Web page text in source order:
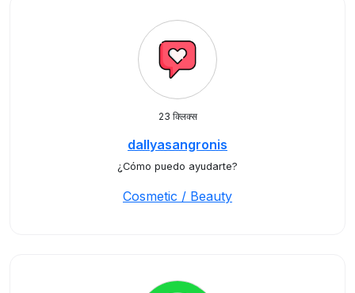
23 क्लिक्स
dallyasangronis
¿Cómo puedo ayudarte?
Cosmetic / Beauty